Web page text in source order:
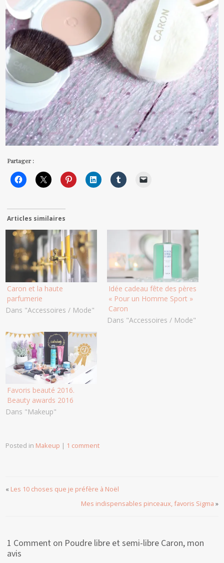
Partager :
Articles similaires
Caron et la haute
parfumerie
Dans "Accessoires / Mode"
Idée cadeau fête des pères
« Pour un Homme Sport »
Caron
Dans "Accessoires / Mode"
Favoris beauté 2016.
Beauty awards 2016
Dans "Makeup"
Posted in Makeup | 1 comment
« Les 10 choses que je préfère à Noël
Mes indispensables pinceaux, favoris Sigma »
1 Comment on Poudre libre et semi-libre Caron, mon
avis